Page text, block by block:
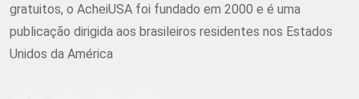
gratuitos, o AcheiUSA foi fundado em 2000 e é uma
publicação dirigida aos brasileiros residentes nos Estados
Unidos da América